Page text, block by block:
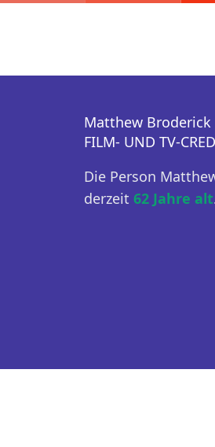
Matthew Broderick
FILM- UND TV-
Die Person
derzeit 62 Jahre alt